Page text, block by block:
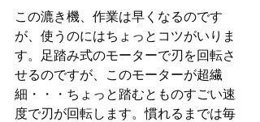
この漉き機、作業は早くなるのです
が、使うのにはちょっとコツがいりま
す。足踏み式のモーターで刃を回転さ
せるのですが、このモーターが超繊
細・・・ちょっと踏むとものすごい速
度で刃が回転します。慣れるまでは毎